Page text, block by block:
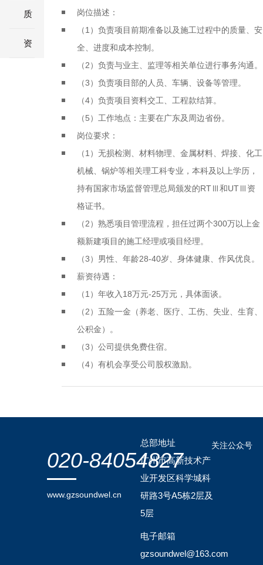
理
项
目
测
工
质
量
资
岗位描述：
（1）负责项目前期准备以及施工过程中的质量、安
全、进度和成本控制。
（2）负责与业主、监理等相关单位进行事务沟通。
（3）负责项目部的人员、车辆、设备等管理。
（4）负责项目资料交工、工程款结算。
（5）工作地点：主要在广东及周边省份。
岗位要求：
（1）无损检测、材料物理、金属材料、焊接、化工
机械、锅炉等相关理工科专业，本科及以上学历，
持有国家市场监督管理总局颁发的RTⅢ和UTⅢ资
格证书。
（2）熟悉项目管理流程，担任过两个300万以上金
额新建项目的施工经理或项目经理。
（3）男性、年龄28-40岁、身体健康、作风优良。
薪资待遇：
（1）年收入18万元-25万元，具体面谈。
（2）五险一金（养老、医疗、工伤、失业、生育、
公积金）。
（3）公司提供免费住宿。
（4）有机会享受公司股权激励。
020-84054827
www.gzsoundwel.cn
总部地址
广州市高新技术产
业开发区科学城科
研路3号A5栋2层及
5层
电子邮箱
gzsoundwel@163.com
关注公众号